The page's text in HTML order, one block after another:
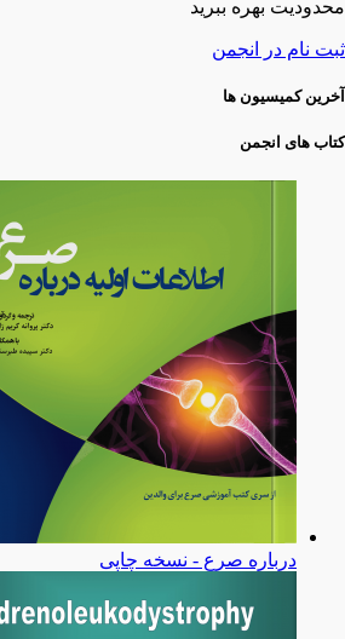
محدودیت بهره ببرید
ثبت نام در انجمن
آخرین کمیسیون ها
کتاب های انجمن
درباره صرع - نسخه چاپی